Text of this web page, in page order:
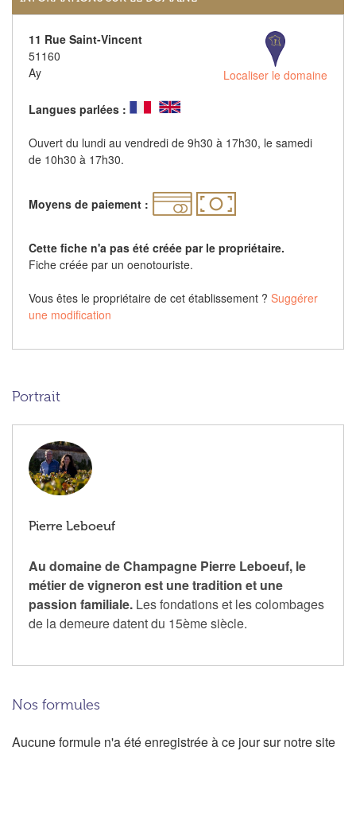
11 Rue Saint-Vincent
51160
Ay
Localiser le domaine
Langues parlées :
Ouvert du lundi au vendredi de 9h30 à 17h30, le samedi
de 10h30 à 17h30.
Moyens de paiement :
Cette fiche n'a pas été créée par le propriétaire.
Fiche créée par un oenotouriste.
Vous êtes le propriétaire de cet établissement ? Suggérer
une modification
Portrait
Pierre Leboeuf
Au domaine de Champagne Pierre Leboeuf, le
métier de vigneron est une tradition et une
passion familiale. Les fondations et les colombages
de la demeure datent du 15ème siècle.
Nos formules
Aucune formule n'a été enregistrée à ce jour sur notre site